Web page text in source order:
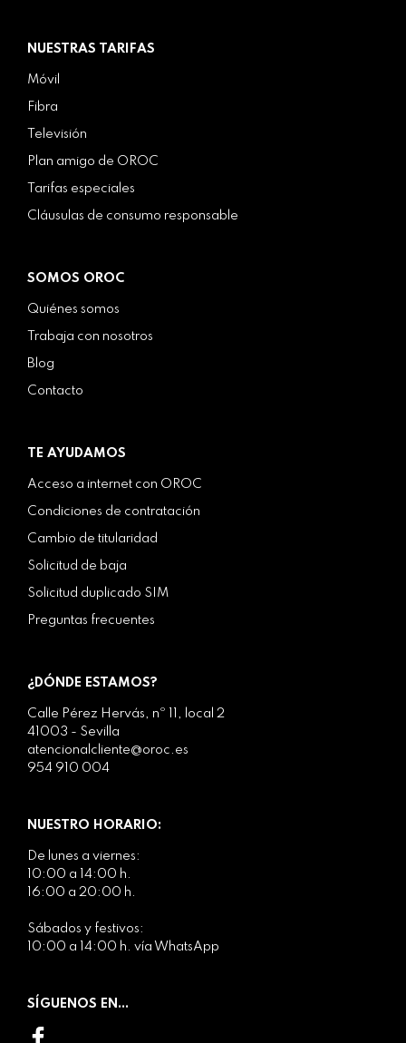
NUESTRAS TARIFAS
Móvil
Fibra
Televisión
Plan amigo de OROC
Tarifas especiales
Cláusulas de consumo responsable
SOMOS OROC
Quiénes somos
Trabaja con nosotros
Blog
Contacto
TE AYUDAMOS
Acceso a internet con OROC
Condiciones de contratación
Cambio de titularidad
Solicitud de baja
Solicitud duplicado SIM
Preguntas frecuentes
¿DÓNDE ESTAMOS?
Calle Pérez Hervás, nº 11, local 2
41003 - Sevilla
atencionalcliente@oroc.es
954 910 004
NUESTRO HORARIO:
De lunes a viernes:
10:00 a 14:00 h.
16:00 a 20:00 h.
Sábados y festivos:
10:00 a 14:00 h. vía WhatsApp
SÍGUENOS EN...